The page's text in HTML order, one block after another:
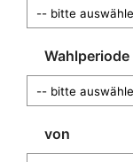
Wahlperiode
von